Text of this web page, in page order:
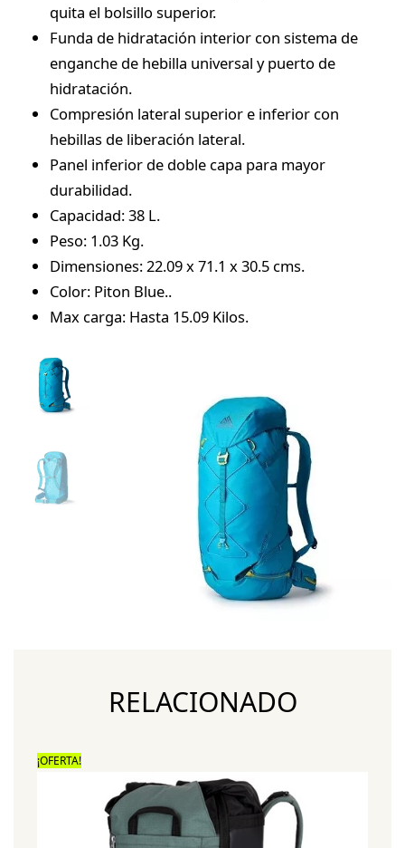
quita el bolsillo superior.
Funda de hidratación interior con sistema de
enganche de hebilla universal y puerto de
hidratación.
Compresión lateral superior e inferior con
hebillas de liberación lateral.
Panel inferior de doble capa para mayor
durabilidad.
Capacidad: 38 L.
Peso: 1.03 Kg.
Dimensiones: 22.09 x 71.1 x 30.5 cms.
Color: Piton Blue..
Max carga: Hasta 15.09 Kilos.
RELACIONADO
¡OFERTA!